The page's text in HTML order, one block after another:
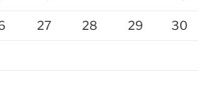
27 28 29 30